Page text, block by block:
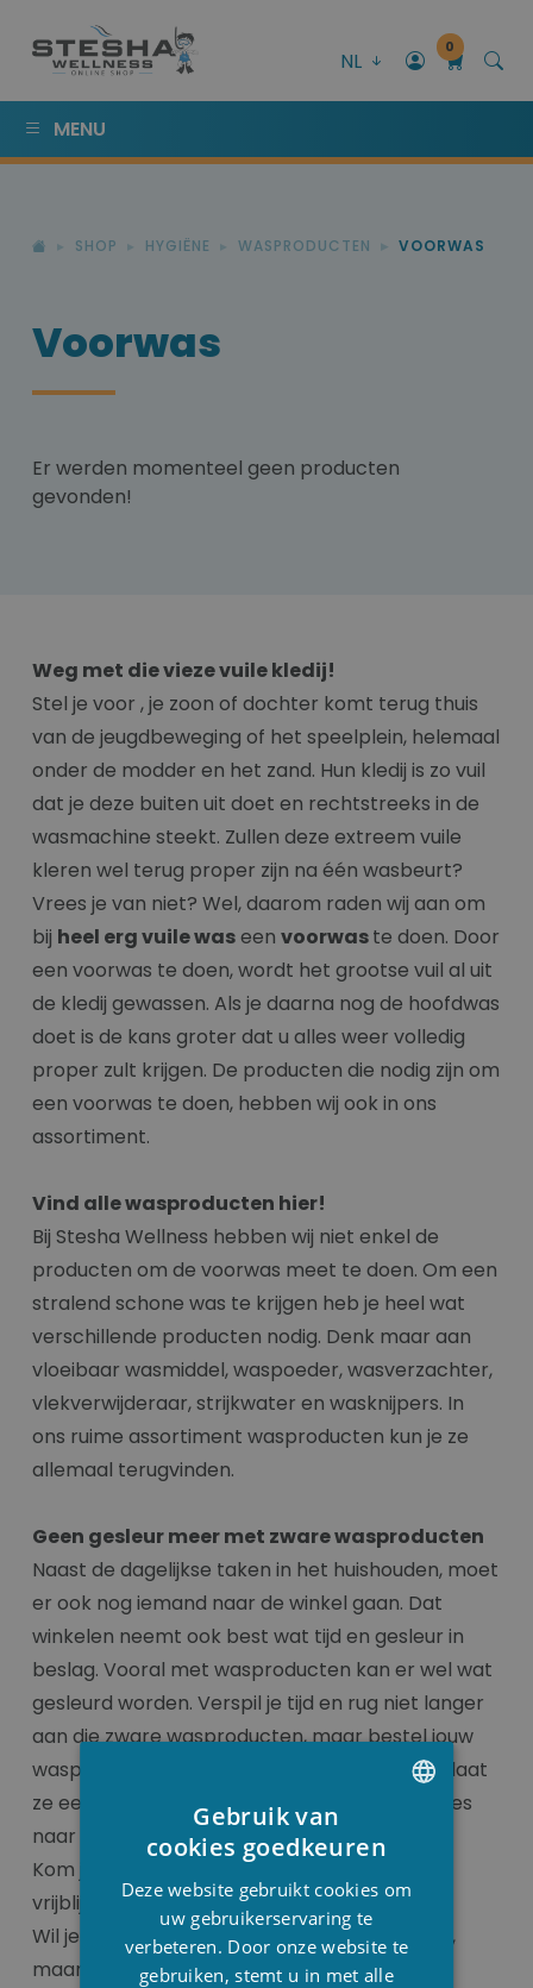
NL
0
MENU
SHOP HYGIËNE WASPRODUCTEN VOORWAS
Voorwas
Er werden momenteel geen producten
gevonden!
Weg met die vieze vuile kledij!
Stel je voor , je zoon of dochter komt terug thuis
van de jeugdbeweging of het speelplein, helemaal
onder de modder en het zand. Hun kledij is zo vuil
dat je deze buiten uit doet en rechtstreeks in de
wasmachine steekt. Zullen deze extreem vuile
kleren wel terug proper zijn na één wasbeurt?
Vrees je van niet? Wel, daarom raden wij aan om
bij heel erg vuile waseen voorwaste doen. Door
een voorwas te doen, wordt het grootse vuil al uit
de kledij gewassen. Als je daarna nog de hoofdwas
doet is de kans groter dat u alles weer volledig
proper zult krijgen. De producten die nodig zijn om
een voorwas te doen, hebben wij ook in ons
assortiment.
Vind alle wasproducten hier!
Bij Stesha Wellness hebben wij niet enkel de
producten om de voorwas meet te doen. Om een
stralend schone was te krijgen heb je heel wat
verschillende producten nodig. Denk maar aan
vloeibaar wasmiddel, waspoeder, wasverzachter,
vlekverwijderaar, strijkwater en wasknijpers. In
ons ruime assortiment wasproducten kun je ze
allemaal terugvinden.
Geen gesleur meer met zware wasproducten
Naast de dagelijkse taken in het huishouden, moet
er ook nog iemand naar de winkel gaan. Dat
winkelen neemt ook best wat tijd en gesleur in
beslag. Vooral met wasproducten kan er wel wat
gesleurd worden. Verspil je tijd en rug niet langer
aan die zware wasproducten, maar bestel jouw
wasproducten
bij Stesha Wellness en laat
ze eenvoudig bij jou thuis of op een ander adres
naar keuze leveren.
Kom je toch liever ‘echt’ winkelen? Dat kan
vrijblijvend in onzewinkel te Houthulst.
Wil je de producten komen halen in de winkel,
maar heb jeniet voldoende tijd om rond te
ENGLISH
Gebruik van
cookies goedkeuren
Deze website gebruikt cookies om
uw gebruikerservaring te
verbeteren. Door onze website te
gebruiken, stemt u in met alle